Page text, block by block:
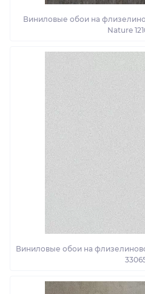
Виниловые обои на
Nature
Виниловые обои на